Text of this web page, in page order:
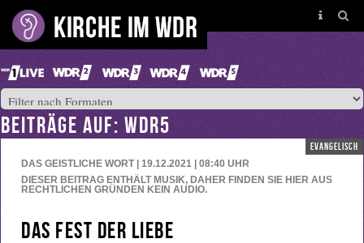
BEITRÄGE AUF: WDR5
evangelisch
DAS GEISTLICHE WORT | 19.12.2021 | 08:40 UHR
DIESER BEITRAG ENTHÄLT MUSIK, DAHER FINDEN SIE HIER AUS
RECHTLICHEN GRÜNDEN KEIN AUDIO.
Das Fest der Liebe